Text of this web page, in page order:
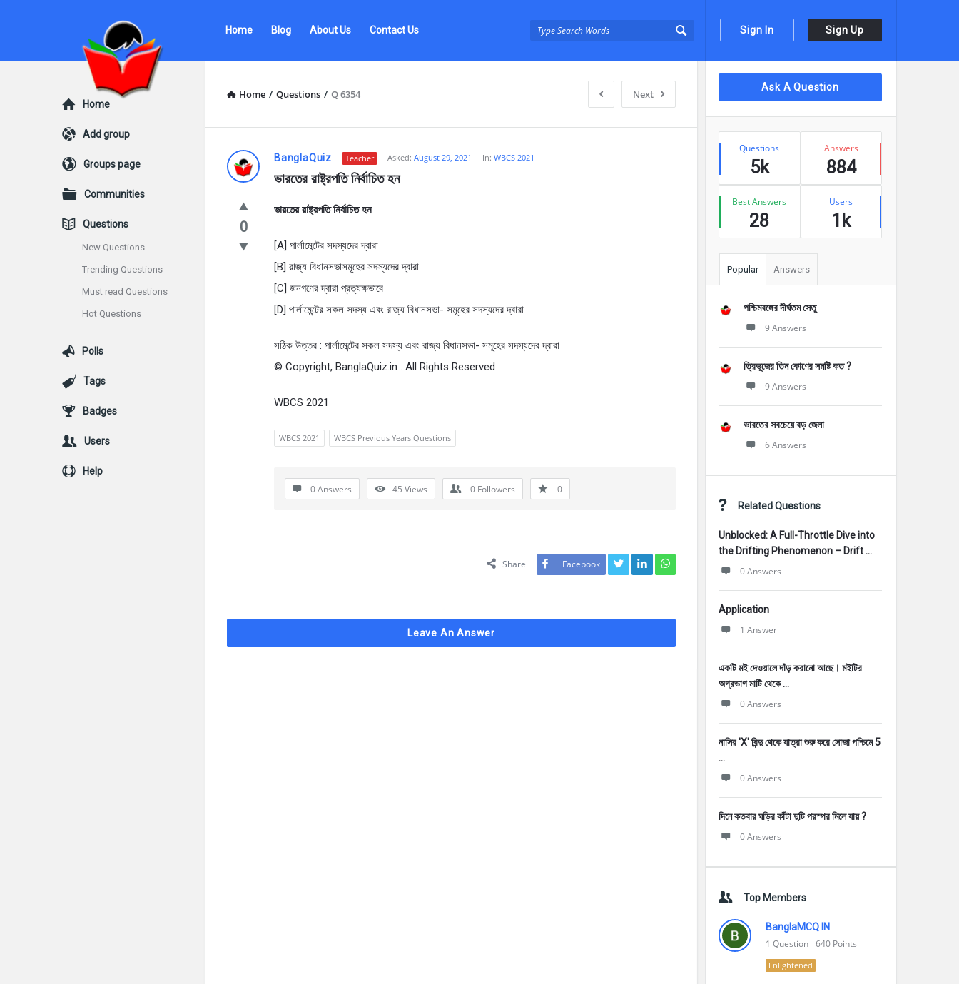
Sign In Sign Up
Questions
BanglaQuiz
Questions
by
BanglaQuiz
Home Blog About Us Contact Us
Home / Questions / Q 6354 Next
Ask
Questions
by
BanglaQuiz
Latest
Questions
BanglaQuiz Teacher Asked: August 29, 2021 In: WBCS 2021
ভারতের রাষ্ট্রপতি নির্বাচিত হন
0
ভারতের রাষ্ট্রপতি নির্বাচিত হন
[A] পার্লামেন্টের সদস্যদের দ্বারা
[B] রাজ্য বিধানসভাসমূহের সদস্যদের দ্বারা
[C] জনগণের দ্বারা প্রত্যক্ষভাবে
[D] পার্লামেন্টের সকল সদস্য এবং রাজ্য বিধানসভা- সমূহের সদস্যদের দ্বারা
সঠিক উত্তর : পার্লামেন্টের সকল সদস্য এবং রাজ্য বিধানসভা- সমূহের সদস্যদের দ্বারা
© Copyright, BanglaQuiz.in . All Rights Reserved
WBCS 2021
WBCS 2021 WBCS Previous Years Questions
0 Answers 45 Views 0 Followers 0
Share Facebook
Leave An Answer
Sidebar
Ask A Question
StatsQuestions
5k
Answers
884
Best Answers
28
Users
1k
Popular Answers
পশ্চিমবঙ্গের দীর্ঘতম সেতু
9 Answers
ত্রিভুজের তিন কোণের সমষ্টি কত ?
9 Answers
ভারতের সবচেয়ে বড় জেলা
6 Answers
Related Questions
Unblocked: A Full-Throttle Dive into
the Drifting Phenomenon – Drift ...
0 Answers
Application
1 Answer
একটি মই দেওয়ালে দাঁড় করানাে আছে। মইটির
অগ্রভাগ মাটি থেকে ...
0 Answers
নাসির 'X' বিন্দু থেকে যাত্রা শুরু করে সােজা পশ্চিমে 5
...
0 Answers
দিনে কতবার ঘড়ির কাঁটা দুটি পরস্পর মিলে যায় ?
0 Answers
Top Members
BanglaMCQ IN
1 Question 640 Points
Enlightened
Explore
Home
Add group
Groups page
Communities
Questions
New Questions
Trending Questions
Must read Questions
Hot Questions
Polls
Tags
Badges
Users
Help